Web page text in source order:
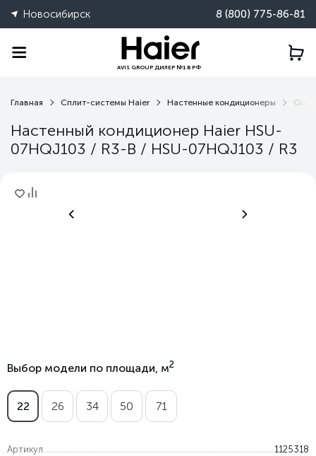
Новосибирск 8 (800) 775-86-81
AVIS GROUP ДИЛЕР №1 В РФ
Главная Сплит-системы Haier Настенные кондиционеры
Настенный кондиционер Haier HSU-
07HQJ103 / R3-B / HSU-07HQJ103 / R3
Выбор модели по площади, м2
22 26 34 50 71
Артикул
1125318